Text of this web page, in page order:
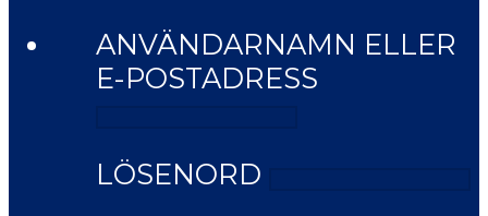
ANVÄNDARNAMN ELLER
E-POSTADRESS
LÖSENORD